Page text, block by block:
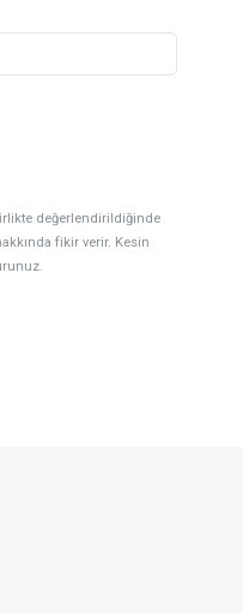
değerlendirildiğinde
fikir verir. Kesin